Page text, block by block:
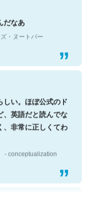
だなあ
・ヌートバー
しい。ほぼ公式のド
英語だと読んでな
非常に正しくてわ
- conceptualization